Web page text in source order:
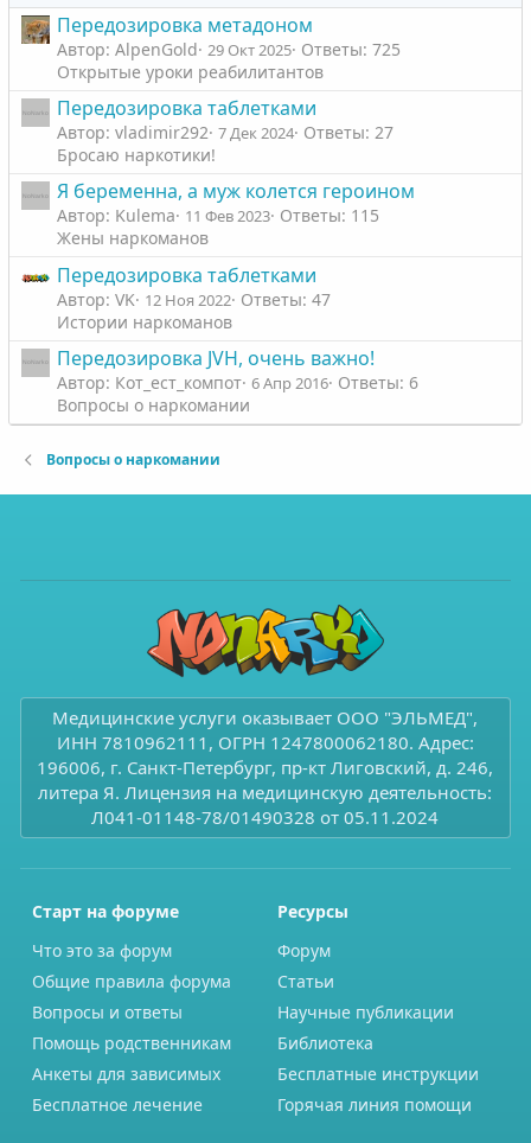
й
г
о
л
о
й
г
о
Передозировка метадоном
Автор: AlpenGold 29 Окт 2025 Ответы: 725
Открытые уроки реабилитантов
Передозировка таблетками
Автор: vladimir292 7 Дек 2024 Ответы: 27
Бросаю наркотики!
Я беременна, а муж колется героином
Автор: Kulema 11 Фев 2023 Ответы: 115
Жены наркоманов
Передозировка таблетками
Автор: VK 12 Ноя 2022 Ответы: 47
Истории наркоманов
Передозировка JVH, очень важно!
Автор: Кот_ест_компот 6 Апр 2016 Ответы: 6
Вопросы о наркомании
Вопросы о наркомании
Медицинские услуги оказывает ООО "ЭЛЬМЕД",
ИНН 7810962111, ОГРН 1247800062180. Адрес:
196006, г. Санкт-Петербург, пр-кт Лиговский, д. 246,
литера Я. Лицензия на медицинскую деятельность:
Л041-01148-78/01490328 от 05.11.2024
Старт на форуме
Что это за форум
Общие правила форума
Вопросы и ответы
Помощь родственникам
Анкеты для зависимых
Бесплатное лечение
Ресурсы
Форум
Статьи
Научные публикации
Библиотека
Бесплатные инструкции
Горячая линия помощи